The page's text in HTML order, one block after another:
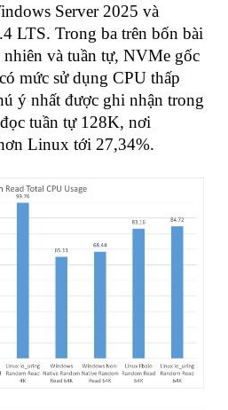
Server 2025 và
LTS. Trong ba trên bốn bài
và tuần tự, NVMe gốc
mức sử dụng CPU thấp
ý nhất được ghi nhận trong
tuần tự 128K, nơi
Linux tới 27,34%.